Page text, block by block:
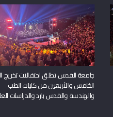
جامعة القدس تطلق احتفالات تخريج
الخامس والأربعين من كليات الطب
والهندسة والقدس بارد والدراسات